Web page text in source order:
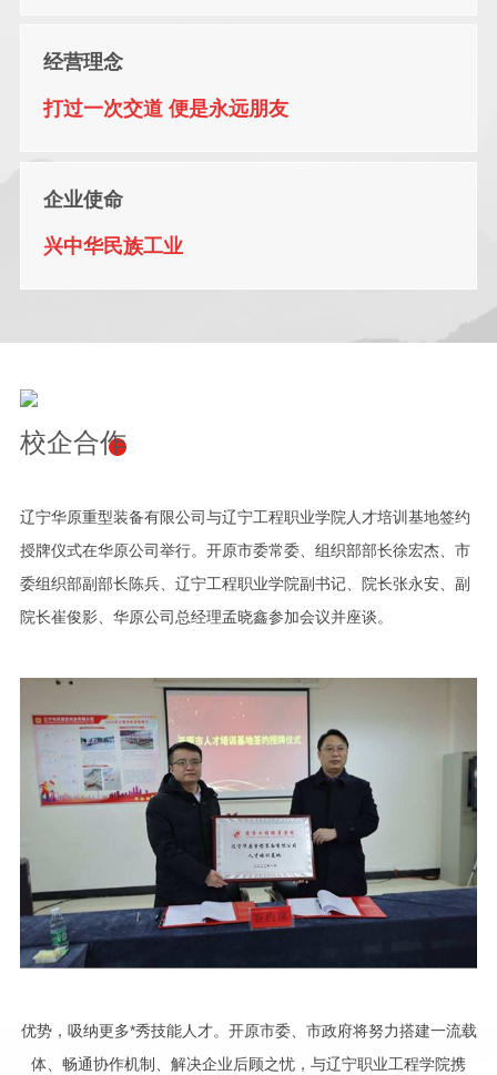
业”、“全国工人先锋号”、“全国质量信得过产品”、“辽宁名牌产
品”、“辽宁省文明单位”、“辽宁省瞪羚企业”、“守合同重信用企
业”、“爱国拥军模范单位”、“辽宁省职工创新工作室”、“市长质量
明诚信经营企业”等 40 多项殊荣。
公司将弘扬“规范、严谨、创新、高效”的管理精神，贯彻“今天的质量
理念， 以满足客户需求，为客户提供智能、高效、绿色系统物料搬
经营理念
打过一次交道 便是永远朋友
企业使命
兴中华民族工业
校企合作
辽宁华原重型装备有限公司与辽宁工程职业学院人才培训基地签约
授牌仪式在华原公司举行。开原市委常委、组织部部长徐宏杰、市
委组织部副部长陈兵、辽宁工程职业学院副书记、院长张永安、副
院长崔俊影、华原公司总经理孟晓鑫参加会议并座谈。
优势，吸纳更多*秀技能人才。开原市委、市政府将努力搭建一流载
体、畅通协作机制、解决企业后顾之忧，与辽宁职业工程学院携